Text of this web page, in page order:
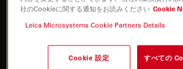
お問合せ内容
社のCookieに関する通知をお読みください Cookie
Leica Microsystems Cookie Partners Details
Cookie 設定 すべての